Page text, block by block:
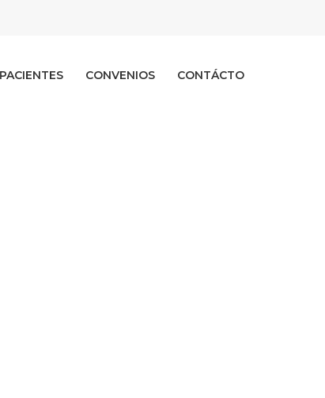
PACIENTES CONVENIOS CONTÁCTO